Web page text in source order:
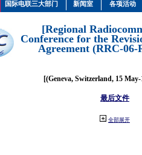
[Regional
Conference for the
Agreement (RRC-06-
[(Geneva, Switzerland, 15
最后文件
全部展开
国际电联三大部门 新闻室 各项活动